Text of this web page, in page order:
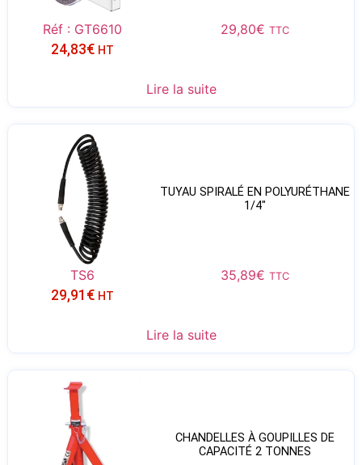
Réf : GT6610 29,80€ TTC
24,83€ HT
Lire la suite
TUYAU SPIRALÉ EN POLYURÉTHANE
1/4″
TS6 35,89€ TTC
29,91 € HT
Lire la suite
CHANDELLES À GOUPILLES DE
CAPACITÉ 2 TONNES